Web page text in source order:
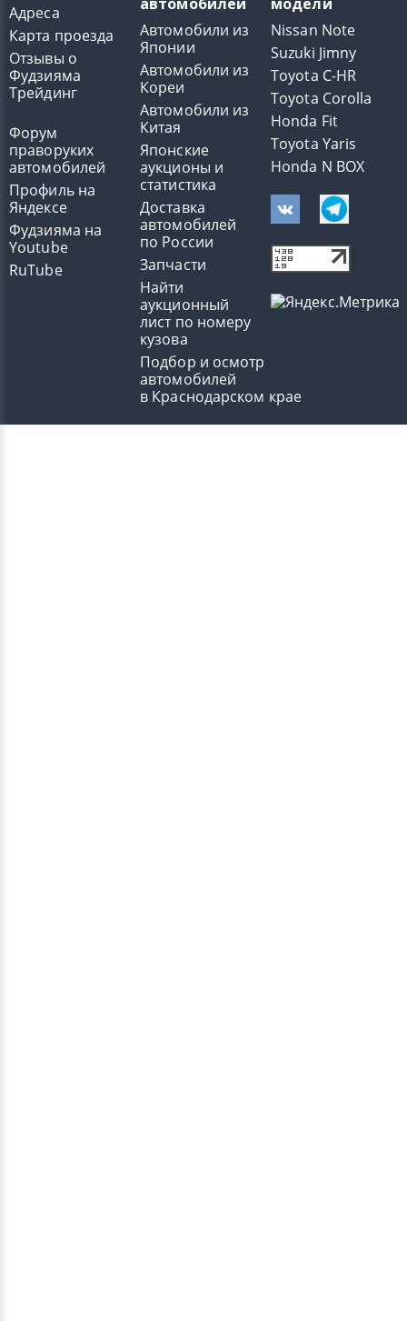
Адреса
Карта проезда
Отзывы о
Фудзияма
Трейдинг
Форум
праворуких
автомобилей
Профиль на
Яндексе
Фудзияма на
Youtube
RuTube
Автомобили из
Японии
Автомобили из
Кореи
Автомобили из
Китая
Японские
аукционы и
статистика
Доставка
автомобилей
по России
Запчасти
Найти
аукционный
лист по номеру
кузова
Подбор и осмотр
автомобилей
в Краснодарском крае
Nissan Note
Suzuki Jimny
Toyota C-HR
Toyota Corolla
Honda Fit
Toyota Yaris
Honda N BOX